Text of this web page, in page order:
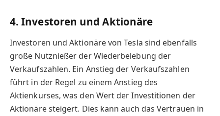
4. Investoren und Aktionäre
Investoren und Aktionäre von Tesla sind ebenfalls
große Nutznießer der Wiederbelebung der
Verkaufszahlen. Ein Anstieg der Verkaufszahlen
führt in der Regel zu einem Anstieg des
Aktienkurses, was den Wert der Investitionen der
Aktionäre steigert. Dies kann auch das Vertrauen in